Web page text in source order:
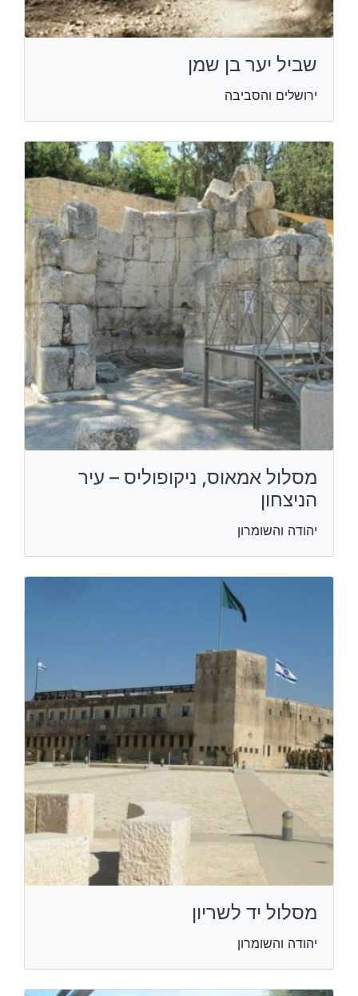
שביל יער בן שמן
ירושלים והסביבה
מסלול אמאוס, ניקופוליס – עיר
הניצחון
יהודה והשומרון
מסלול יד לשריון
יהודה והשומרון